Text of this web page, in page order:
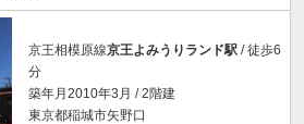
京王相模原線京王よみうりランド駅 / 徒歩6
分
築年月2010年3月 / 2階建
東京都稲城市矢野口